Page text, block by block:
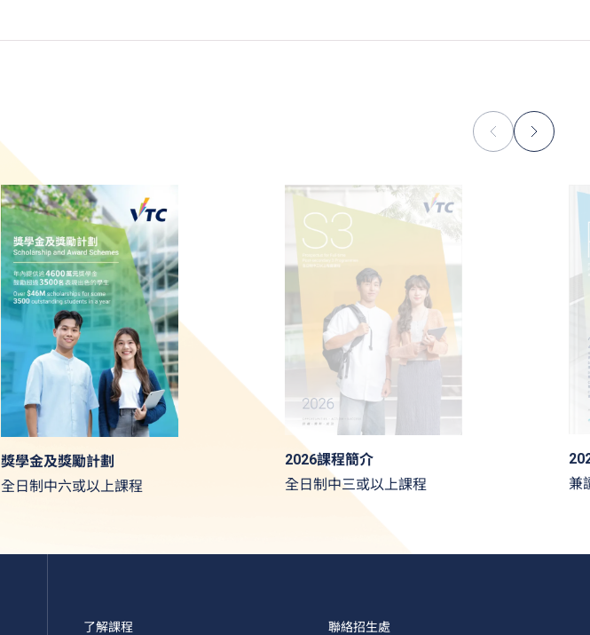
獎學金及獎勵計劃
全日制中六或以上課程
2026課程簡介
全日制中三或以上課程
兼
了解課程
聯絡招生處